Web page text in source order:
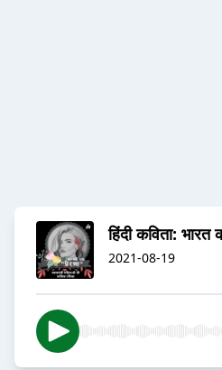
हिंदी कविता: भारत
2021-08-19